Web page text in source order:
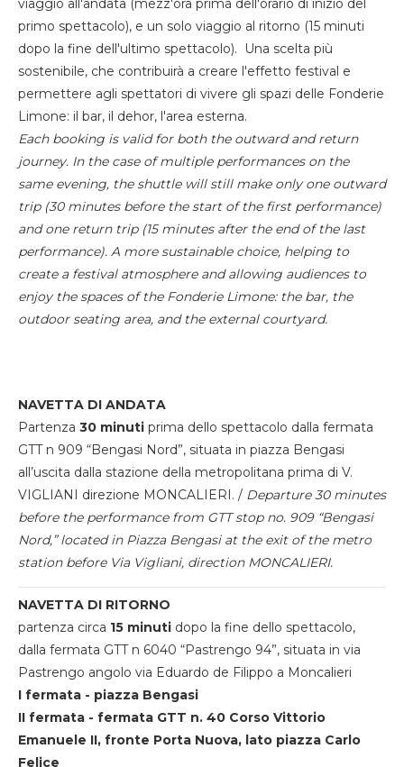
viaggio all'andata (mezz'ora prima dell'orario di inizio del
primo spettacolo), e un solo viaggio al ritorno (15 minuti
dopo la fine dell'ultimo spettacolo). Una scelta più
sostenibile, che contribuirà a creare l'effetto festival e
permettere agli spettatori di vivere gli spazi delle Fonderie
Limone: il bar, il dehor, l'area esterna.
Each booking is valid for both the outward and return
journey. In the case of multiple performances on the
same evening, the shuttle will still make only one outward
trip (30 minutes before the start of the first performance)
and one return trip (15 minutes after the end of the last
performance). A more sustainable choice, helping to
create a festival atmosphere and allowing audiences to
enjoy the spaces of the Fonderie Limone: the bar, the
outdoor seating area, and the external courtyard.
NAVETTA DI ANDATA
Partenza 30 minuti prima dello spettacolo dalla fermata
GTT n 909 “Bengasi Nord”, situata in piazza Bengasi
all’uscita dalla stazione della metropolitana prima di V.
VIGLIANI direzione MONCALIERI. / Departure 30 minutes
before the performance from GTT stop no. 909 “Bengasi
Nord,” located in Piazza Bengasi at the exit of the metro
station before Via Vigliani, direction MONCALIERI.
NAVETTA DI RITORNO
partenza circa 15 minuti dopo la fine dello spettacolo,
dalla fermata GTT n 6040 “Pastrengo 94”, situata in via
Pastrengo angolo via Eduardo de Filippo a Moncalieri
I fermata - piazza Bengasi
II fermata - fermata GTT n. 40 Corso Vittorio
Emanuele II, fronte Porta Nuova, lato piazza Carlo
Felice